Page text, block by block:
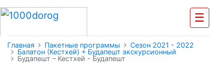
☰
Главная Пакетные программы
Cезон 2021 - 2022
Балатон (Кестхей) + Будапешт экскурсионный
Будапешт – Кестхей - Будапешт